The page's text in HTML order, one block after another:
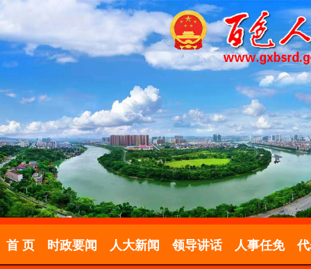
首 页 时政要闻 人大新闻 领导讲话 人事任免